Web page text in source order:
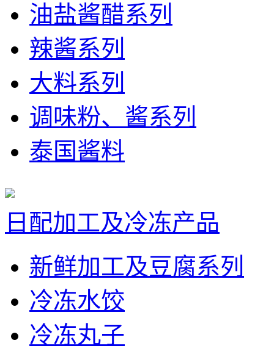
油盐酱醋系列
辣酱系列
大料系列
调味粉、酱系列
泰国酱料
日配加工及冷冻产品
新鲜加工及豆腐系列
冷冻水饺
冷冻丸子